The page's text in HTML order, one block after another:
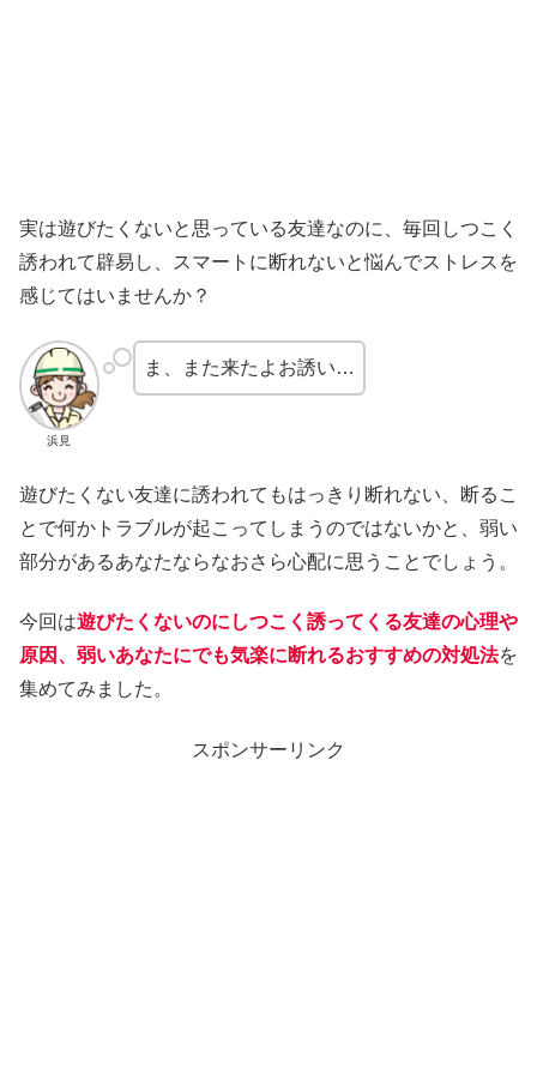
実は遊びたくないと思っている友達なのに、毎回しつこく
誘われて辟易し、スマートに断れないと悩んでストレスを
感じてはいませんか？
浜見
ま、また来たよお誘い…
遊びたくない友達に誘われてもはっきり断れない、断るこ
とで何かトラブルが起こってしまうのではないかと、弱い
部分があるあなたならなおさら心配に思うことでしょう。
今回は遊びたくないのにしつこく誘ってくる友達の心理や
原因、弱いあなたにでも気楽に断れるおすすめの対処法を
集めてみました。
スポンサーリンク